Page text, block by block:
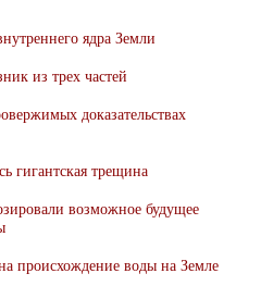
ядра Земли
из трех частей
доказательствах
гигантская трещина
возможное будущее
происхождение воды на Земле